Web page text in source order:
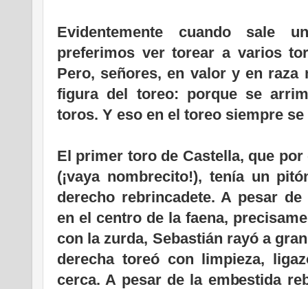
Evidentemente cuando sale
preferimos ver torear a varios
Pero, señores, en valor y en raza
figura del toreo: porque se
toros. Y eso en el toreo siempre
El primer toro de Castella, que
(¡vaya nombrecito!), tenía un
derecho rebrincadete. A pesar
en el centro de la faena,
con la zurda, Sebastián rayó a
derecha toreó con limpieza,
cerca. A pesar de la embestida